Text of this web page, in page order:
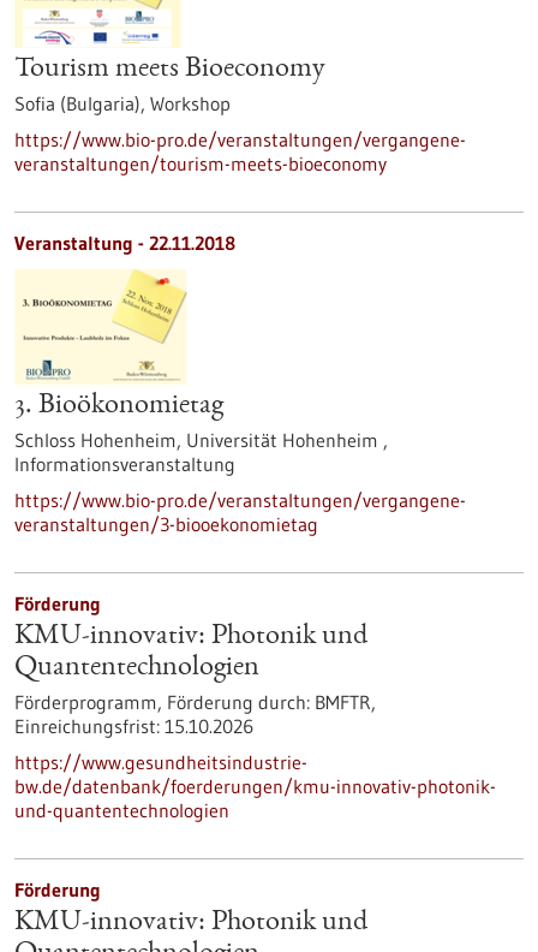
Tourism meets Bioeconomy
Sofia (Bulgaria), Workshop
https://www.bio-pro.de/veranstaltungen/vergangene-
veranstaltungen/tourism-meets-bioeconomy
Veranstaltung - 22.11.2018
3. Bioökonomietag
Schloss Hohenheim, Universität Hohenheim ,
Informationsveranstaltung
https://www.bio-pro.de/veranstaltungen/vergangene-
veranstaltungen/3-biooekonomietag
Förderung
KMU-innovativ: Photonik und
Quantentechnologien
Förderprogramm, Förderung durch: BMFTR,
Einreichungsfrist: 15.10.2026
https://www.gesundheitsindustrie-
bw.de/datenbank/foerderungen/kmu-innovativ-photonik-
und-quantentechnologien
Förderung
KMU-innovativ: Photonik und